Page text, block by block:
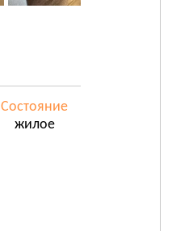
Состояние
жилое